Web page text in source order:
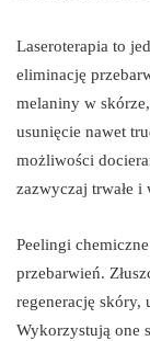
Laseroterapia to
eliminację
melaniny w
usunięcie nawet
możliwości
zazwyczaj trwałe i
Peelingi
przebarwień.
regenerację skóry,
Wykorzystują one